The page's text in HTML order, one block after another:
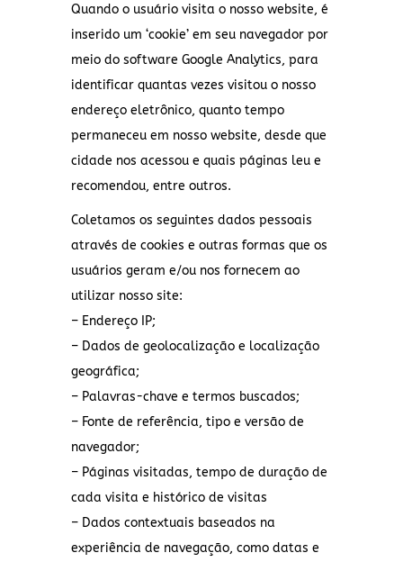
Quando o usuário visita o nosso website, é
inserido um ‘cookie’ em seu navegador por
meio do software Google Analytics, para
identificar quantas vezes visitou o nosso
endereço eletrônico, quanto tempo
permaneceu em nosso website, desde que
cidade nos acessou e quais páginas leu e
recomendou, entre outros.
Coletamos os seguintes dados pessoais
através de cookies e outras formas que os
usuários geram e/ou nos fornecem ao
utilizar nosso site:
– Endereço IP;
– Dados de geolocalização e localização
geográfica;
– Palavras-chave e termos buscados;
– Fonte de referência, tipo e versão de
navegador;
– Páginas visitadas, tempo de duração de
cada visita e histórico de visitas
– Dados contextuais baseados na
experiência de navegação, como datas e